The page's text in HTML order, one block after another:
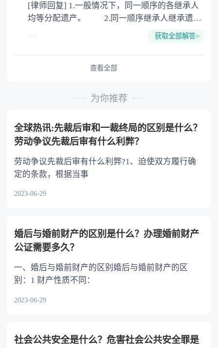
公证。
[律师回复] 1.一般情况下，同一顺序的各继承人
均等分配遗产。 2.同一顺序继承人继承遗产
或者与被继承人共同生活的继承人，分配遗产
的继承人，不尽扶养义务的，分配遗产时，应当
获取全部解答>
查看全部
为你推荐
全球热讯:先裁后审和一裁终局的区别是什么？
劳动争议先裁后审有什么利弊？
劳动争议先裁后审有什么利弊?1、迫使双方履行确
定的条款，根据当事
2023-06-29
婚后与婚前财产的区别是什么？办理婚前财产
公证需要多久？
一、婚后与婚前财产的区别婚后与婚前财产的区
别：1 财产性质不同：
2023-06-29
社会公共安全是什么？危害社会公共安全罪是